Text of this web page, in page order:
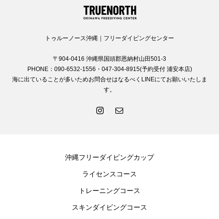
トゥルーノース沖縄｜フリーダイビングセンター
〒904-0416 沖縄県国頭郡恩納村山田501-3
PHONE：090-6532-1556・047-304-8915(予約受付 浦安本店)
海に出ていることが多いためお問合せはなるべくLINEにてお願いいたしま
す。
沖縄フリーダイビングカップ
ライセンスコース
トレーニングコース
スキンダイビングコース